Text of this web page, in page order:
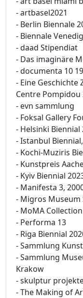
- artbasel2021
- Berlin Biennale
- Biennale
- daad Stipendiat
- Das imaginäre
- documenta 10
- Eine Geschichte
Centre Pompidou
- evn sammlung
- Foksal Gallery
- Helsinki Biennial
- Istanbul
- Kochi-Muziris
- Kunstpreis
- Kyiv Biennial
- Manifesta 3,
- Migros Museum
- MoMA Collection
- Performa 13
- Riga Biennial
- Sammlung
- Sammlung
Krakow
- skulptur
- The Making of